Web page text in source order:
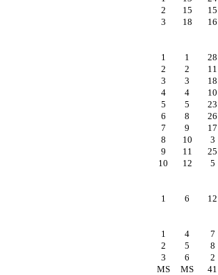
2
15 15
3
18 16
1
1 28
2
2 11
3
3 18
4
4 10
5
5 23
6
8 26
7
9 17
8
10 3
9
11 25
10
12 5
1
6 12
1
4 7
2
5 8
3
6 2
MS
MS 41